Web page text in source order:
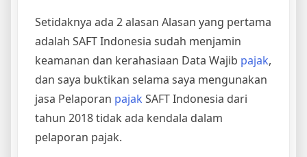
Setidaknya ada 2 alasan Alasan yang pertama
adalah SAFT Indonesia sudah menjamin
keamanan dan kerahasiaan Data Wajib pajak,
dan saya buktikan selama saya mengunakan
jasa Pelaporan pajak SAFT Indonesia dari
tahun 2018 tidak ada kendala dalam
pelaporan pajak.